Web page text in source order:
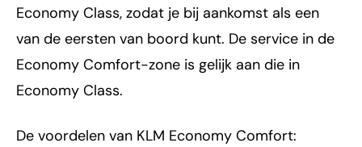
Economy Class, zodat je bij aankomst als een
van de eersten van boord kunt. De service in de
Economy Comfort-zone is gelijk aan die in
Economy Class.
De voordelen van KLM Economy Comfort: